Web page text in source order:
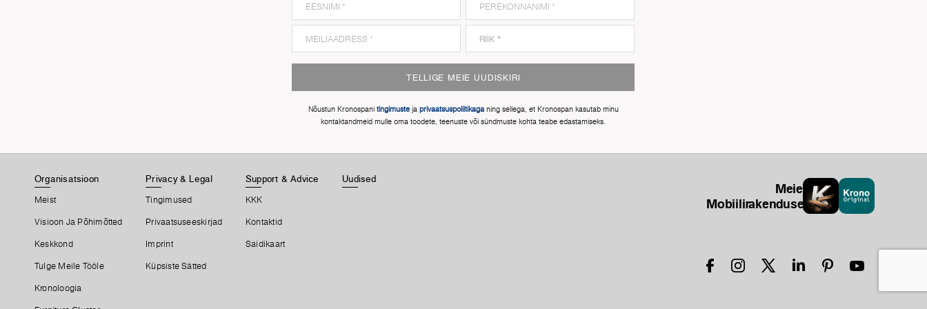
TELLIGE MEIE UUDISKIRI
Nõustun Kronospani tingimusteja privaatsuspoliitikaganing sellega, et Kronospan kasutab minu
kontaktandmeid mulle oma toodete, teenuste või sündmuste kohta teabe edastamiseks.
Organisatsioon
Meist
Visioon Ja Põhimõtted
Keskkond
Tulge Meile Tööle
Kronoloogia
Privacy & Legal
Tingimused
Privaatsuseeskirjad
Imprint
Küpsiste Sätted
Support & Advice
KKK
Kontaktid
Saidikaart
Uudised
Meie
Mobiilirakendused